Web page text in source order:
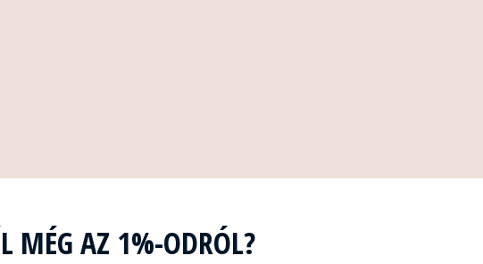
MÉG AZ 1%-ODRÓL?